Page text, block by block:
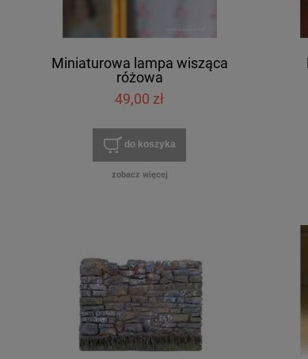
Miniaturowa lampa wisząca
różowa
49,00 zł
do koszyka
zobacz więcej